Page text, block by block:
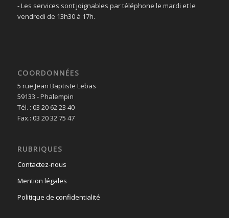
- Les services sont joignables par téléphone le mardi et le
vendredi de 13h30 à 17h.
COORDONNÉES
5 rue Jean Baptiste Lebas
59133 - Phalempin
Tél. : 03 20 62 23 40
Fax.: 03 20 32 75 47
RUBRIQUES
Contactez-nous
Mention légales
Politique de confidentialité